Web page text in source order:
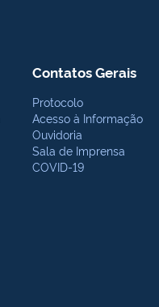
Contatos Gerais
Protocolo
Acesso à Informação
Ouvidoria
Sala de Imprensa
COVID-19